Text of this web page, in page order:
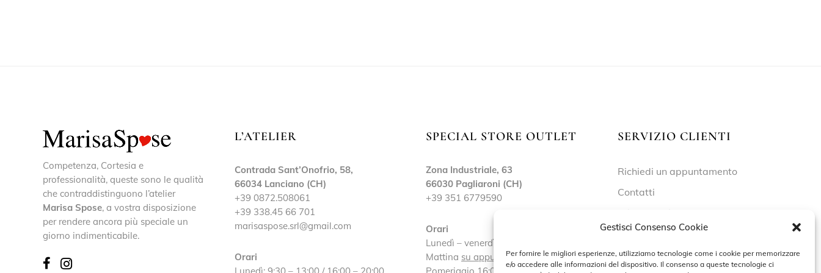
Gestisci Consenso Cookie
Per fornire le migliori esperienze, utilizziamo tecnologie come i cookie per memorizzare
e/o accedere alle informazioni del dispositivo. Il consenso a queste tecnologie ci
Competenza, Cortesia e
professionalità, queste sono le qualità
che contraddistinguono l’atelier
Marisa Spose, a vostra disposizione
per rendere ancora più speciale un
giorno indimenticabile.
L’ATELIER
Contrada Sant’Onofrio, 58,
66034 Lanciano (CH)
+39 0872.508061
+39 338.45 66 701
marisaspose.srl@gmail.com
Orari
SPECIAL STORE OUTLET
Zona Industriale, 63
66030 Pagliaroni (CH)
+39 351 6779590
Orari
Lunedì – venerdì:
Mattina su appuntamento
SERVIZIO CLIENTI
Richiedi un appuntamento
Contatti
Cookie Policy